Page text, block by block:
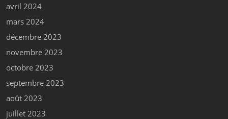
avril 2024
mars 2024
décembre 2023
novembre 2023
octobre 2023
septembre 2023
août 2023
juillet 2023